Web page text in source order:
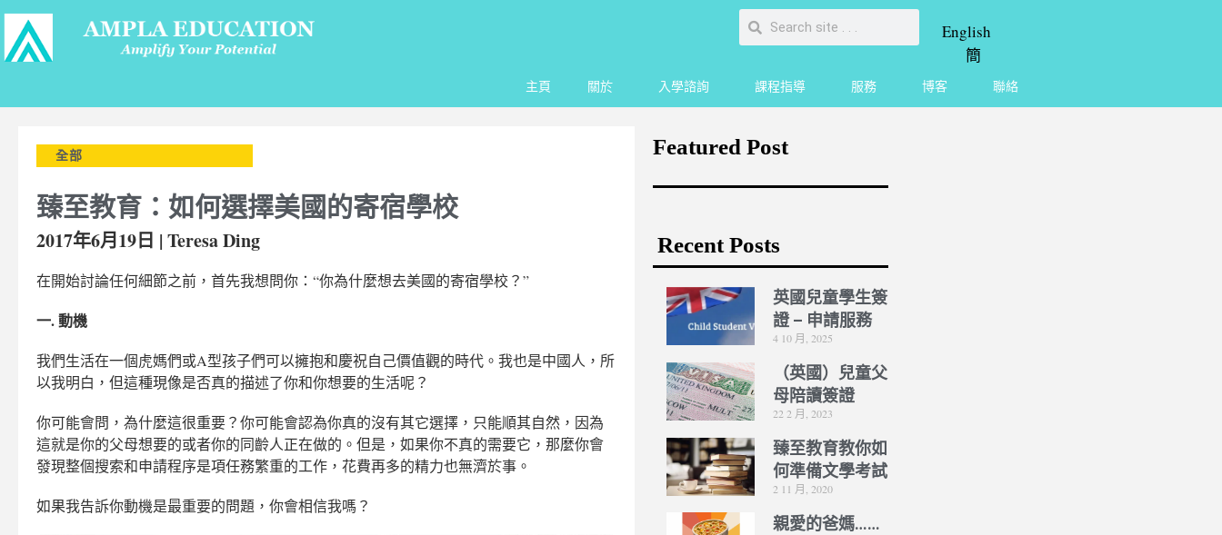
English
簡
主頁 關於 入學諮詢 課程指導 服務 博客 聯絡
全部
臻至教育：如何選擇美國的寄宿學校
2017年6月19日 | Teresa Ding
在開始討論任何細節之前，首先我想問你：“你為什麼想去美國的寄宿學校？”
一. 動機
我們生活在一個虎媽們或A型孩子們可以擁抱和慶祝自己價值觀的時代。我也是中國人，所
以我明白，但這種現像是否真的描述了你和你想要的生活呢？
你可能會問，為什麼這很重要？你可能會認為你真的沒有其它選擇，只能順其自然，因為
這就是你的父母想要的或者你的同齡人正在做的。但是，如果你不真的需要它，那麼你會
發現整個搜索和申請程序是項任務繁重的工作，花費再多的精力也無濟於事。
如果我告訴你動機是最重要的問題，你會相信我嗎？
Featured Post
Recent Posts
英國兒童學生簽
證 – 申請服務
4 10 月, 2025
（英國）兒童父
母陪讀簽證
22 2 月, 2023
臻至教育教你如
何準備文學考試
2 11 月, 2020
親愛的爸媽……